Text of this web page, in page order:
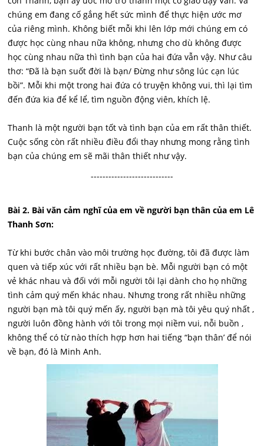
chúng em đang cố gắng hết sức mình để thực hiện ước mơ
của riêng mình. Không biết mỗi khi lên lớp mới chúng em có
được học cùng nhau nữa không, nhưng cho dù không được
học cùng nhau nữa thì tình bạn của hai đứa vẫn vậy. Như câu
thơ: “Đã là bạn suốt đời là bạn/ Đừng như sông lúc cạn lúc
bồi”. Mỗi khi một trong hai đứa có truyện không vui, thì lại tìm
đến đứa kia để kể lể, tìm nguồn động viên, khích lệ.
Thanh là một người bạn tốt và tình bạn của em rất thân thiết.
Cuộc sống còn rất nhiều điều đổi thay nhưng mong rằng tình
bạn của chúng em sẽ mãi thân thiết như vậy.
----------------------------
Bài 2. Bài văn cảm nghĩ của em về người bạn thân của em Lê
Thanh Sơn:
Từ khi bước chân vào môi trường học đường, tôi đã được làm
quen và tiếp xúc với rất nhiều bạn bè. Mỗi người bạn có một
vẻ khác nhau và đối với mỗi người tôi lại dành cho họ những
tình cảm quý mến khác nhau. Nhưng trong rất nhiều những
người bạn mà tôi quý mến ấy, người bạn mà tôi yêu quý nhất ,
người luôn đồng hành với tôi trong mọi niềm vui, nỗi buồn ,
không thể có từ nào thích hợp hơn hai tiếng “bạn thân’ để nói
về bạn, đó là Minh Anh.